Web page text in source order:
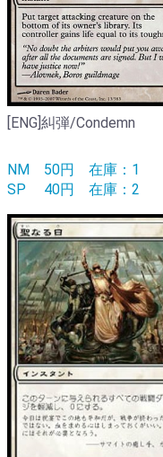
[ENG]糾弾/Condemn
NM 50円 在庫：1
SP
40円 在庫：2